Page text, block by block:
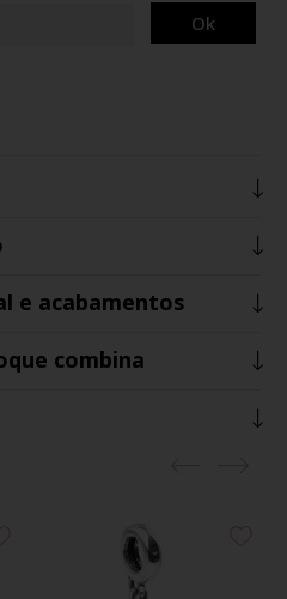
Ok
e acabamentos
combina